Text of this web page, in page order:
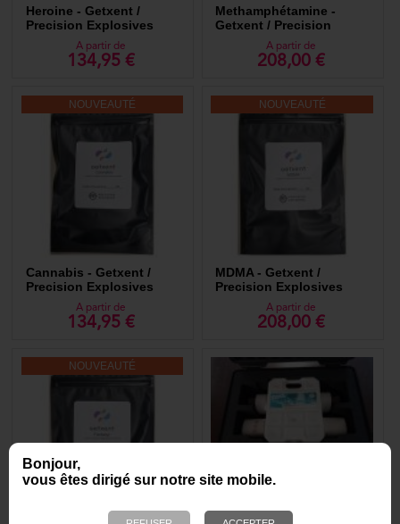
Bonjour,
vous êtes dirigé sur notre site mobile.
Heroine - Getxent /
Precision Explosives
A partir de
134,95 €
Methamphétamine -
Getxent / Precision
ExplosivesA partir de
208,00 €
NOUVEAUTÉ
Cannabis - Getxent /
Precision Explosives
A partir de
134,95 €
NOUVEAUTÉ
MDMA - Getxent /
Precision Explosives
A partir de
208,00 €
NOUVEAUTÉ